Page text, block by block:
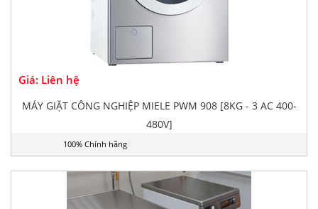
Giá: Liên hệ
MÁY GIẶT CÔNG NGHIỆP MIELE PWM 908 [8KG - 3 AC 400-
480V]
100% Chính hãng